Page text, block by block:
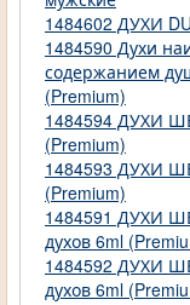
1484602 ДУХИ
1484590 Духи
содержанием
(Premium)
1484594 ДУХИ
(Premium)
1484593 ДУХИ
(Premium)
1484591 ДУХИ
духов 6ml
1484592 ДУХИ
духов 6ml